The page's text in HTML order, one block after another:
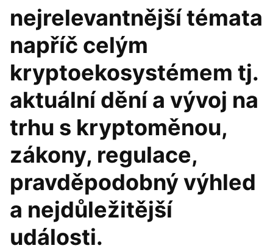
nejrelevantnější témata
napříč celým
kryptoekosystémem tj.
aktuální dění a vývoj na
trhu s kryptoměnou,
zákony, regulace,
pravděpodobný výhled
a nejdůležitější
události.